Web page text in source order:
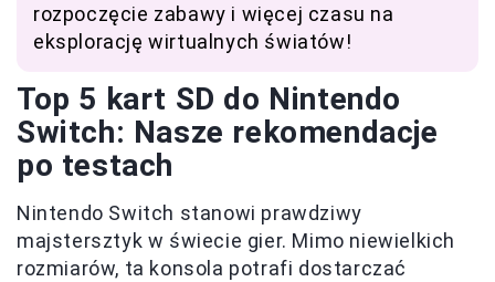
rozpoczęcie zabawy i więcej czasu na
eksplorację wirtualnych światów!
Top 5 kart SD do Nintendo
Switch: Nasze rekomendacje
po testach
Nintendo Switch stanowi prawdziwy
majstersztyk w świecie gier. Mimo niewielkich
rozmiarów, ta konsola potrafi dostarczać